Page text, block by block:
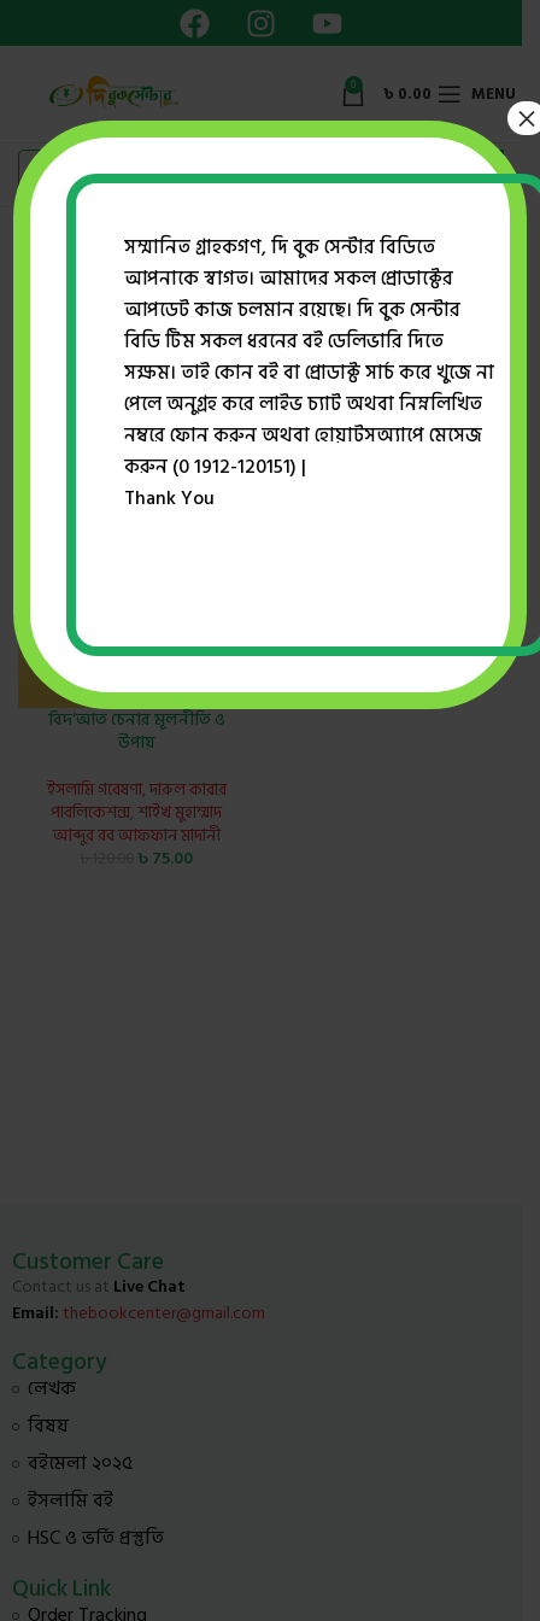
0 ৳ 0.00 MENU
Showing the single result
Show sidebar
বিদ‘আত চেনার মূলনীতি ও
উপায়
ইসলামি গবেষণা,দারুল কারার
পাবলিকেশন্স,শাইখ মুহাম্মাদ
আব্দুর রব আফফান মাদানী
৳75.00
Customer Care
Contact us at Live Chat
Email: thebookcenter@gmail.com
Category
লেখক
বিষয়
বইমেলা ২০২৫
ইসলামি বই
HSC ও ভর্তি প্রস্তুতি
Quick Link
সম্মানিত গ্রাহকগণ, দি বুক সেন্টার বিডিতে
আপনাকে স্বাগত। আমাদের সকল প্রোডাক্টের
আপডেট কাজ চলমান রয়েছে। দি বুক সেন্টার
বিডি টিম সকল ধরনের বই ডেলিভারি দিতে
সক্ষম। তাই কোন বই বা প্রোডাক্ট সার্চ করে খুজে না
পেলে অনুগ্রহ করে লাইভ চ্যাট অথবা নিম্নলিখিত
নম্বরে ফোন করুন অথবা হোয়াটসঅ্যাপে মেসেজ
করুন (0 1912-120151) |
Thank You
×